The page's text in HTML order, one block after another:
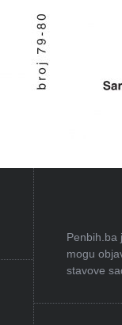
Penbih.ba
mogu
stavove